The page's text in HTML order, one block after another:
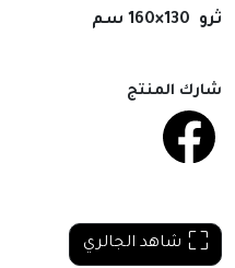
ثرو 130×160 سم
شارك المنتج
شاهد الجالري